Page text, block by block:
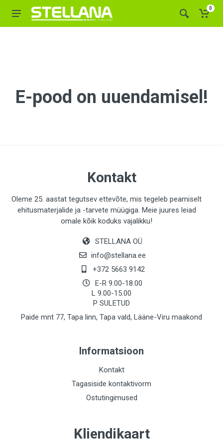
0
E-pood on uuendamisel!
Kontakt
Oleme 25. aastat tegutsev ettevõte, mis tegeleb peamiselt
ehitusmaterjalide ja -tarvete müügiga. Meie juures leiad
omale kõik koduks vajalikku!
STELLANA OÜ
info@stellana.ee
+372 5663 9142
E-R 9.00-18.00
L 9.00-15.00
P SULETUD
Paide mnt 77, Tapa linn, Tapa vald, Lääne-Viru maakond
Informatsioon
Kontakt
Tagasiside kontaktivorm
Ostutingimused
Kliendikaart